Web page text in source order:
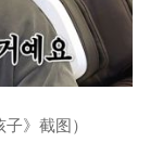
》截图）